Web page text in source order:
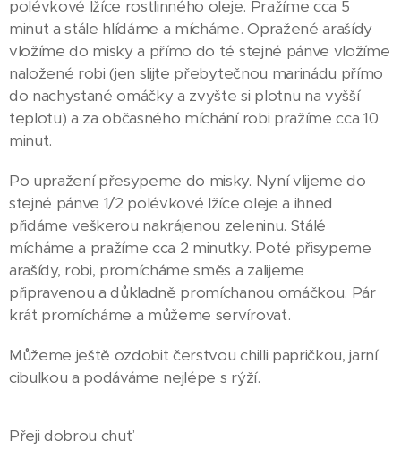
polévkové lžíce rostlinného oleje. Pražíme cca 5
minut a stále hlídáme a mícháme. Opražené arašídy
vložíme do misky a přímo do té stejné pánve vložíme
naložené robi (jen slijte přebytečnou marinádu přímo
do nachystané omáčky a zvyšte si plotnu na vyšší
teplotu) a za občasného míchání robi pražíme cca 10
minut.
Po upražení přesypeme do misky. Nyní vlijeme do
stejné pánve 1/2 polévkové lžíce oleje a ihned
přidáme veškerou nakrájenou zeleninu. Stálé
mícháme a pražíme cca 2 minutky. Poté přisypeme
arašídy, robi, promícháme směs a zalijeme
připravenou a důkladně promíchanou omáčkou. Pár
krát promícháme a můžeme servírovat.
Můžeme ještě ozdobit čerstvou chilli papričkou, jarní
cibulkou a podáváme nejlépe s rýží.
Přeji dobrou chuť